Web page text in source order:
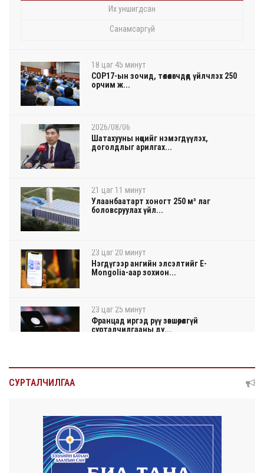
Их уншигдсан
Санамсаргүй
18 цаг 45 минут
COP17-ын зочид, төлөөлөгчдөд үйлчлэх 250
орчим ж...
2026/08/06
Шатахууны нөөцийг нэмэгдүүлэх,
доголдлыг арилгах...
21 цаг 11 минут
Улаанбаатарт хоногт 250 м³ лаг
боловсруулах үйл...
23 цаг 20 минут
Нэгдүгээр ангийн элсэлтийг E-
Mongolia-аар зохион...
23 цаг 25 минут
Францад иргэд рүү зөвшөөрөлгүй
сурталчилгааны ду...
23 цаг 29 минут
23 цаг 31 минут
Автомашины улсын дугаар сондгой
СУРТАЛЧИЛГАА